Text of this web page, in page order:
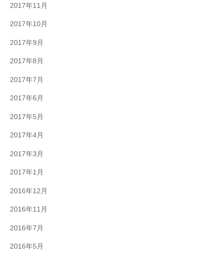
2017年11月
2017年10月
2017年9月
2017年8月
2017年7月
2017年6月
2017年5月
2017年4月
2017年3月
2017年1月
2016年12月
2016年11月
2016年7月
2016年5月